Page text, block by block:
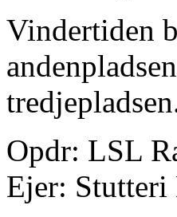
Vindertiden
Opdr: LSL
Ejer: Stutteri